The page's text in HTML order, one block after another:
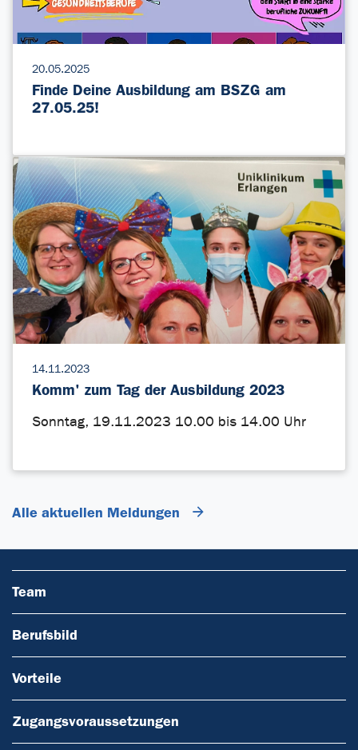
20.05.2025
Finde Deine Ausbildung am BSZG am
27.05.25!
14.11.2023
Komm' zum Tag der Ausbildung 2023
Sonntag, 19.11.2023 10.00 bis 14.00 Uhr
Alle aktuellen Meldungen
Team
Berufsbild
Vorteile
Zugangsvoraussetzungen